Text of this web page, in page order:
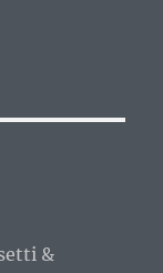
&